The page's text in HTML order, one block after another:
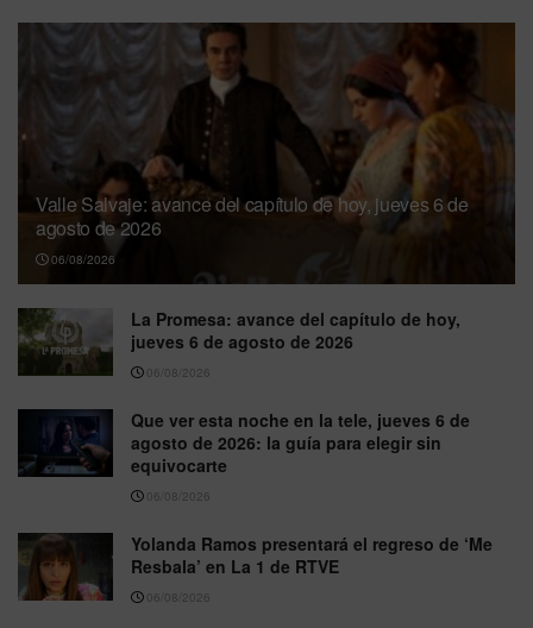
Valle Salvaje: avance del capítulo de hoy, jueves 6 de
agosto de 2026
06/08/2026
La Promesa: avance del capítulo de hoy,
jueves 6 de agosto de 2026
06/08/2026
Que ver esta noche en la tele, jueves 6 de
agosto de 2026: la guía para elegir sin
equivocarte
06/08/2026
Yolanda Ramos presentará el regreso de ‘Me
Resbala’ en La 1 de RTVE
06/08/2026